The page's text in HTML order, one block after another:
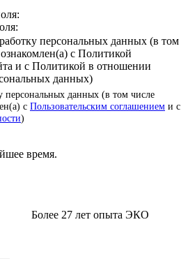
персональных данных (в том
с Политикой
и с Политикой в отношении
данных)
персональных данных (в том числе
с Пользовательским соглашением и с
)
время.
Более 27 лет опыта ЭКО